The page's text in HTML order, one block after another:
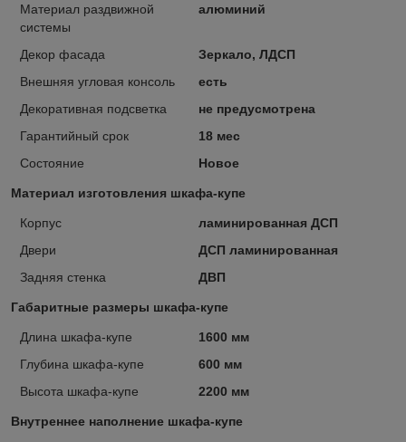
Материал раздвижной
системы
алюминий
Декор фасада
Зеркало, ЛДСП
Внешняя угловая консоль
есть
Декоративная подсветка
не предусмотрена
Гарантийный срок
18 мес
Состояние
Новое
Материал изготовления шкафа-купе
Корпус
ламинированная ДСП
Двери
ДСП ламинированная
Задняя стенка
ДВП
Габаритные размеры шкафа-купе
Длина шкафа-купе
1600 мм
Глубина шкафа-купе
600 мм
Высота шкафа-купе
2200 мм
Внутреннее наполнение шкафа-купе